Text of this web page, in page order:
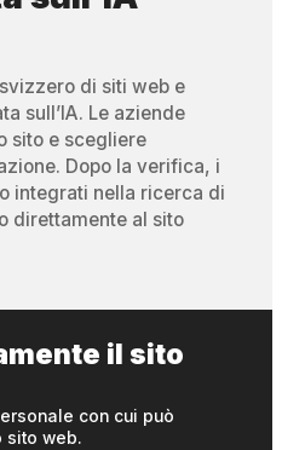
di siti web e
sull’IA. Le aziende
sito e scegliere
Dopo la verifica, i
integrati nella ricerca di
direttamente al sito
il sito
con cui può
sito web.